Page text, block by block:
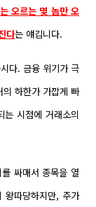
오르는 몇 놈만 오
다는 얘깁니다.
다. 금융 위기가 극
하한가 가깝게 빠
시점에 거래소의
싸매서 종목을 열
왕따당하지만, 주가